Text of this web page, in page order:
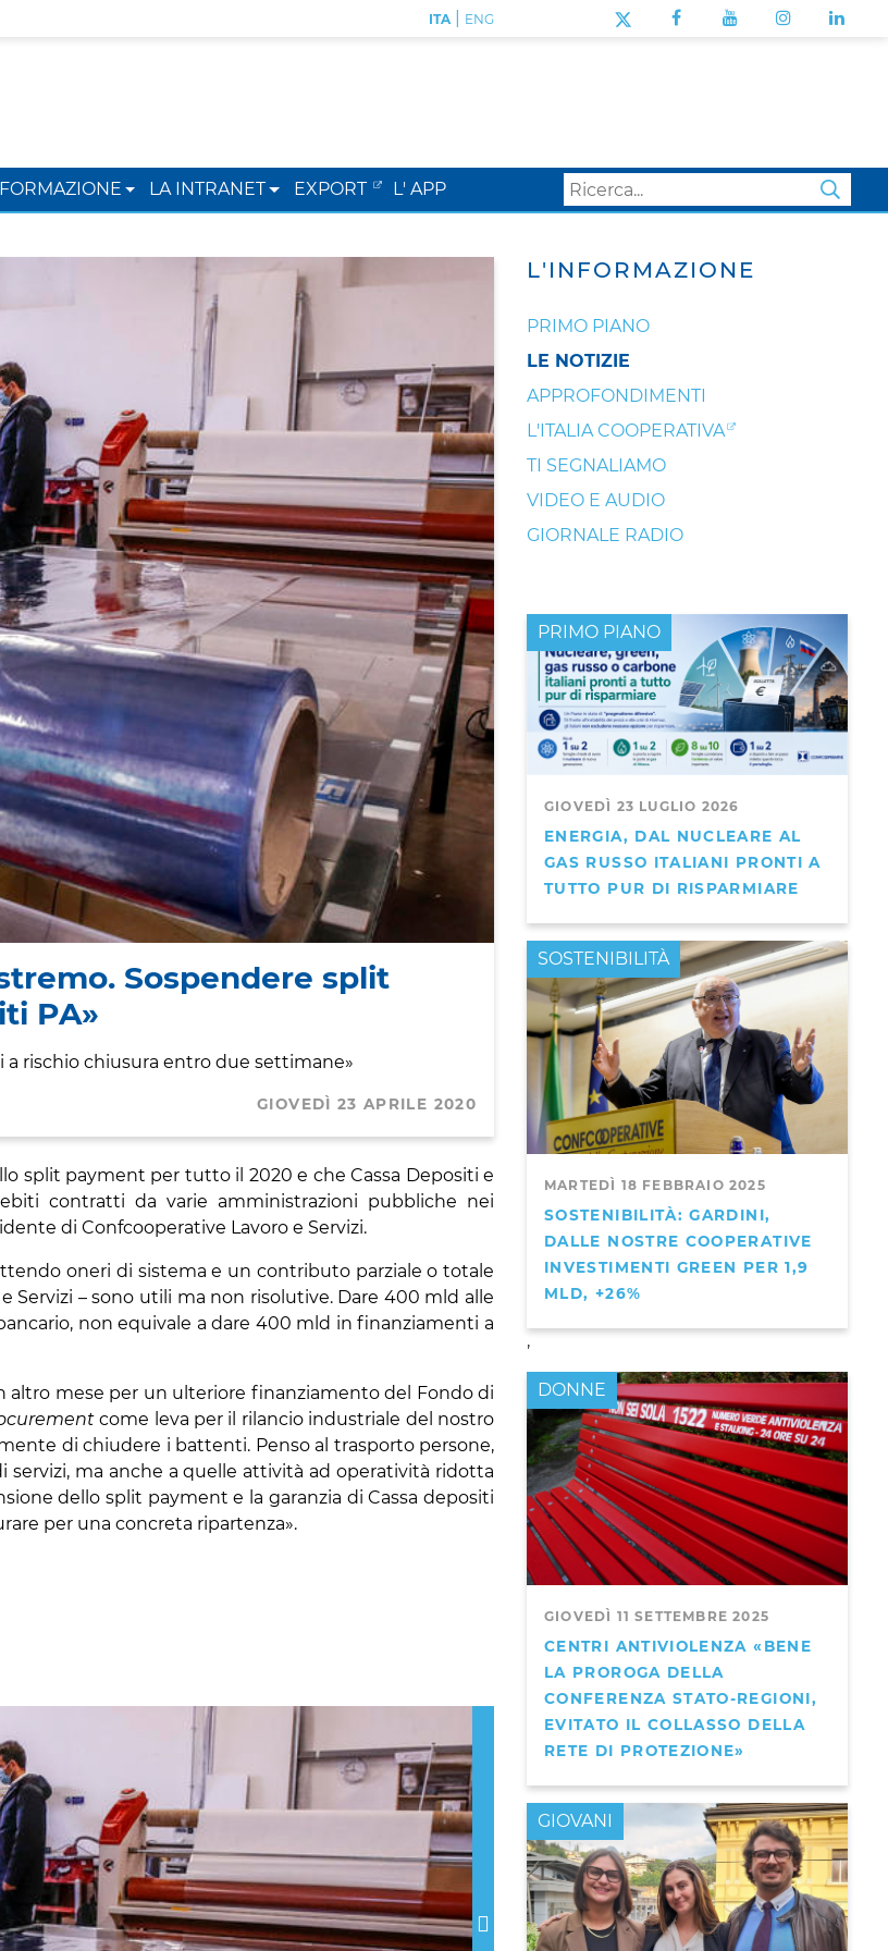
ITA| ENG
LA INTRANET EXPORT L' APP
Sospendere split
PA»
a rischio chiusura entro due settimane»
GIOVEDÌ 23 APRILE 2020
split payment per tutto il 2020 e che Cassa Depositi e
contratti da varie amministrazioni pubbliche nei
di Confcooperative Lavoro e Servizi.
oneri di sistema e un contributo parziale o totale
Servizi – sono utili ma non risolutive. Dare 400 mld alle
non equivale a dare 400 mld in finanziamenti a
mese per un ulteriore finanziamento del Fondo di
come leva per il rilancio industriale del nostro
di chiudere i battenti. Penso al trasporto persone,
ma anche a quelle attività ad operatività ridotta
dello split payment e la garanzia di Cassa depositi
per una concreta ripartenza».
L'INFORMAZIONE
PRIMO PIANO
LE NOTIZIE
APPROFONDIMENTI
L'ITALIA COOPERATIVA
TI SEGNALIAMO
VIDEO E AUDIO
GIORNALE RADIO
GIOVEDÌ 23 LUGLIO 2026
ENERGIA, DAL NUCLEARE AL
GAS RUSSO ITALIANI PRONTI A
TUTTO PUR DI RISPARMIARE
PRIMO PIANO
MARTEDÌ 18 FEBBRAIO 2025
SOSTENIBILITÀ: GARDINI,
DALLE NOSTRE COOPERATIVE
INVESTIMENTI GREEN PER 1,9
MLD, +26%
PRIMO PIANO
,
SOSTENIBILITÀ
GIOVEDÌ 11 SETTEMBRE 2025
CENTRI ANTIVIOLENZA «BENE
LA PROROGA DELLA
CONFERENZA STATO-REGIONI,
EVITATO IL COLLASSO DELLA
RETE DI PROTEZIONE»
DONNE
GIOVANI